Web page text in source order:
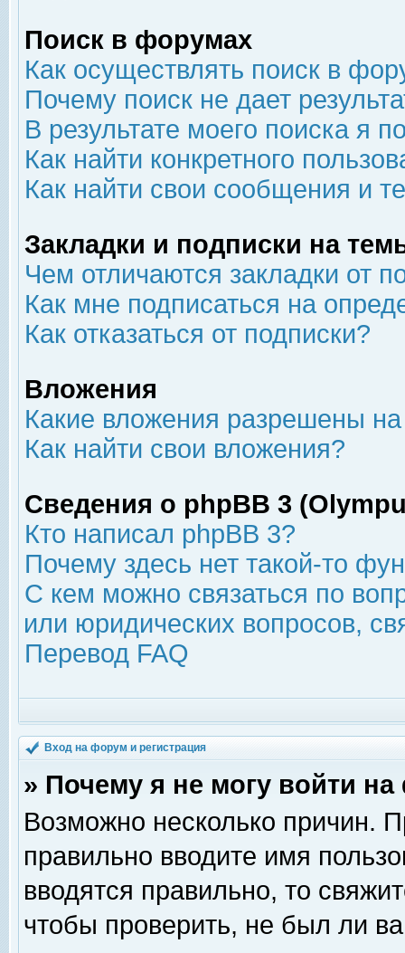
Поиск в форумах
Как осуществлять поиск в
Почему поиск не дает
В результате моего поиска я
Как найти конкретного
Как найти свои сообщения и
Закладки и подписки на
Чем отличаются закладки от
Как мне подписаться на
Как отказаться от подписки?
Вложения
Какие вложения разрешены
Как найти свои вложения?
Сведения о phpBB 3
Кто написал phpBB 3?
Почему здесь нет такой-то
С кем можно связаться по
или юридических вопросов,
Перевод FAQ
Вход на форум и регистрация
» Почему я не могу войти
Возможно несколько причин.
правильно вводите имя
вводятся правильно, то
чтобы проверить, не был ли